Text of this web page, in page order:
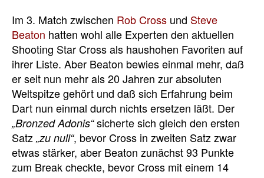
Im 3. Match zwischen Rob Cross und Steve
Beaton hatten wohl alle Experten den aktuellen
Shooting Star Cross als haushohen Favoriten auf
ihrer Liste. Aber Beaton bewies einmal mehr, daß
er seit nun mehr als 20 Jahren zur absoluten
Weltspitze gehört und daß sich Erfahrung beim
Dart nun einmal durch nichts ersetzen läßt. Der
„Bronzed Adonis“sicherte sich gleich den ersten
Satz „zu null“, bevor Cross in zweiten Satz zwar
etwas stärker, aber Beaton zunächst 93 Punkte
zum Break checkte, bevor Cross mit einem 14